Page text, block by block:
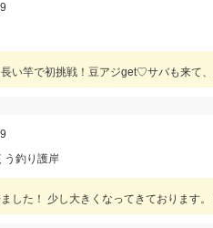
い竿で初挑戦！豆アジget♡サバも来て
う釣り護岸
した！ 少し大きくなってきております